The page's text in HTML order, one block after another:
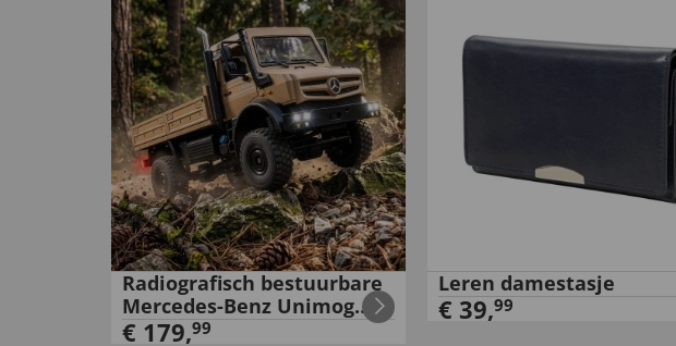
Radiografisch bestuurbare
Mercedes-Benz Unimog
U5023
€ 179,99
Leren damestasje
€ 39,99